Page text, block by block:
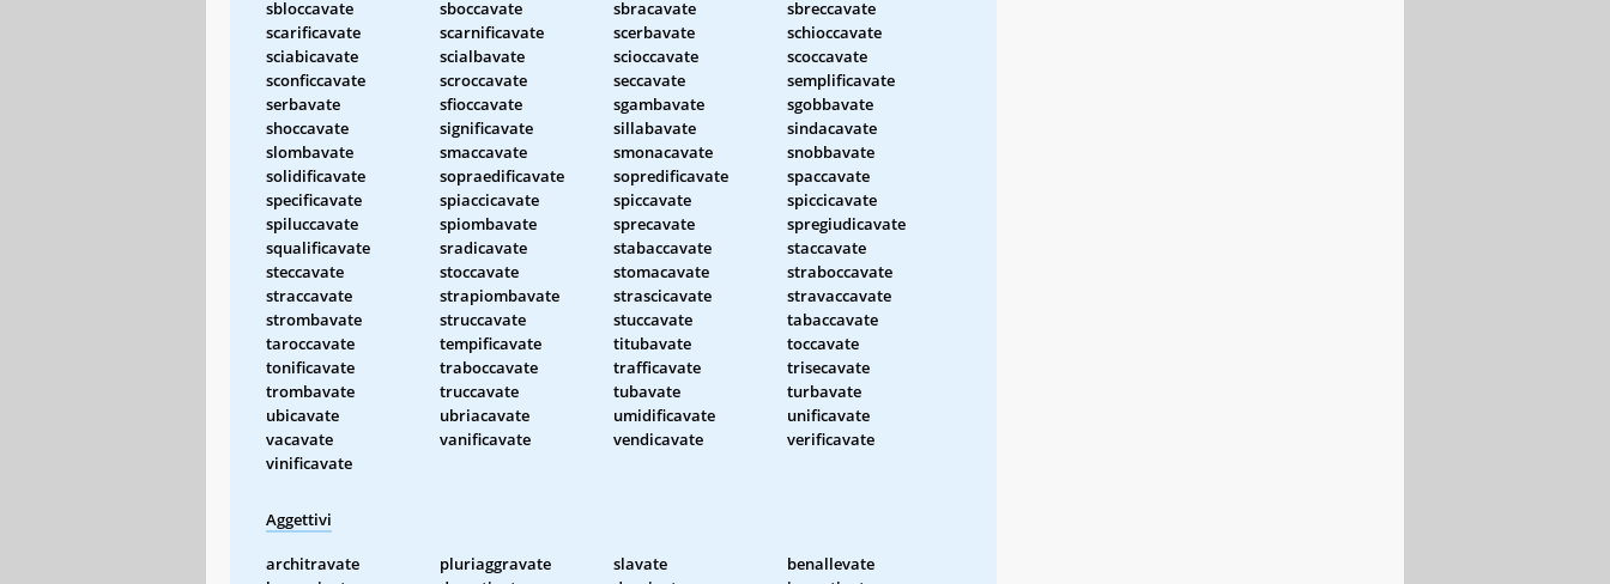
sbloccavate
sboccavate sbracavate
sbreccavate
scarificavate
scarnificavate scerbavate
schioccavate
sciabicavate
scialbavate scioccavate
scoccavate
sconficcavate
scroccavate seccavate
semplificavate
serbavate
sfioccavate sgambavate
sgobbavate
shoccavate
significavate sillabavate
sindacavate
slombavate
smaccavate smonacavate
snobbavate
solidificavate
sopraedificavate sopredificavate
spaccavate
specificavate
spiaccicavate spiccavate
spiccicavate
spiluccavate
spiombavate sprecavate
spregiudicavate
squalificavate
sradicavate stabaccavate
staccavate
steccavate
stoccavate stomacavate
straboccavate
straccavate
strapiombavate strascicavate
stravaccavate
strombavate
struccavate stuccavate
tabaccavate
taroccavate
tempificavate titubavate
toccavate
tonificavate
traboccavate trafficavate
trisecavate
trombavate
truccavate tubavate
turbavate
ubicavate
ubriacavate umidificavate
unificavate
vacavate
vanificavate vendicavate
verificavate
vinificavate
Aggettivi
architravate pluriaggravate slavate
benallevate